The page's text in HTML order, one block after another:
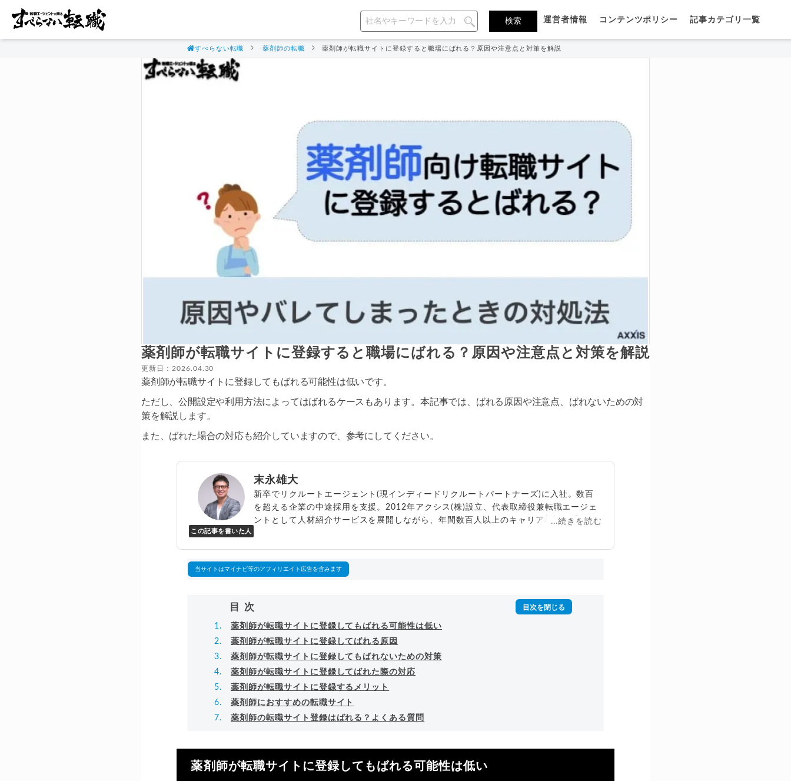
運営者情報 コンテンツポリシー 記事カテゴリ一覧
すべらない転職 薬剤師の転職 薬剤師が転職サイトに登録すると職場にばれる？原因や注意点と対策を解説
薬剤師が転職サイトに登録すると職場にばれる？原因や注意点と対策を解説
更新日：2026.04.30
薬剤師が転職サイトに登録してもばれる可能性は低いです。
ただし、公開設定や利用方法によってはばれるケースもあります。本記事では、ばれる原因や注意点、ばれないための対
策を解説します。
また、ばれた場合の対応も紹介していますので、参考にしてください。
この記事を書いた人
末永雄大
新卒でリクルートエージェント(現インディードリクルートパートナーズ)に入社。数百
を超える企業の中途採用を支援。2012年アクシス(株)設立、代表取締役兼転職エージェ
ントとして人材紹介サービスを展開しながら、年間数百人以上のキャリア相談に乗る。
...続きを読む
当サイトはマイナビ等のアフィリエイト広告を含みます
目次
薬剤師が転職サイトに登録してもばれる可能性は低い
薬剤師が転職サイトに登録してばれる原因
薬剤師が転職サイトに登録してもばれないための対策
薬剤師が転職サイトに登録してばれた際の対応
薬剤師が転職サイトに登録するメリット
薬剤師におすすめの転職サイト
薬剤師の転職サイト登録はばれる？よくある質問
薬剤師が転職サイトに登録してもばれる可能性は低い